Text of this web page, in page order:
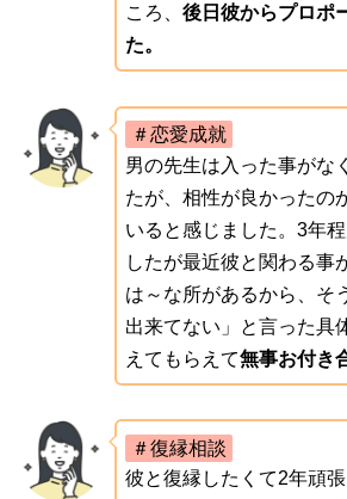
ころ、 後日彼からプロポ
た。
＃恋愛成就
男の先生は入った事がな
たが、相性が良かったの
いると感じました。3年
したが最近彼と関わる事
は～な所があるから、そ
出来てない」と言った具
えてもらえて無事お付き
＃復縁相談
彼と復縁したくて2年頑